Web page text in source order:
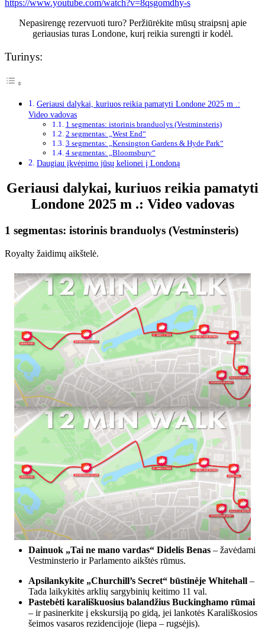
https://www.youtube.com/watch?v=8qsgomdhy-s
Nepasirengę rezervuoti turo? Peržiūrėkite mūsų straipsnį apie
geriausias turas Londone, kurį reikia surengti ir kodėl.
Turinys:
Geriausi dalykai, kuriuos reikia pamatyti Londone 2025 m .:
Video vadovas
1 segmentas: istorinis branduolys (Vestminsteris)
2 segmentas: „West End“
3 segmentas: „Kensington Gardens & Hyde Park“
4 segmentas: „Bloomsbury“
Daugiau įkvėpimo jūsų kelionei į Londoną
Geriausi dalykai, kuriuos reikia pamatyti
Londone 2025 m .: Video vadovas
1 segmentas: istorinis branduolys (Vestminsteris)
Royalty žaidimų aikštelė.
Dainuok „Tai ne mano vardas“ Didelis Benas – žavėdami
Vestminsterio ir Parlamento aikštės rūmus.
Apsilankykite „Churchill’s Secret“ būstinėje Whitehall –
Tada laikykitės arklių sargybinių keitimo 11 val.
Pastebėti karališkuosius balandžius Buckinghamo rūmai
– ir pasinerkite į ekskursiją po gidą, jei lankotės Karališkosios
šeimos vasaros rezidencijoje (liepa – rugsėjis).